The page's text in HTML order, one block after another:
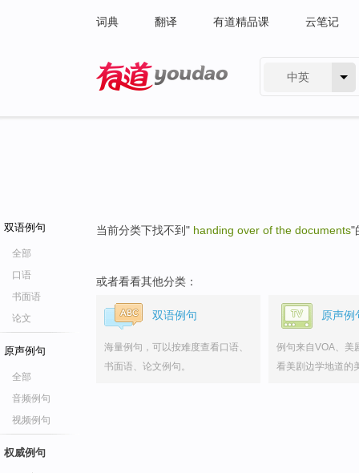
词典 翻译 有道精品课 云笔记
中英
双语例句
全部
口语
书面语
论文
原声例句
全部
音频例句
视频例句
权威例句
当前分类下找不到" handing over of the documents"
或者看看其他分类：
双语例句
海量例句，可以按难度查看口语、
书面语、论文例句。
原声例
例句来自VOA、美
看美剧边学地道的